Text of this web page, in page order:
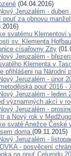
(04.04.2016)
Jeruzalém - duben
pouť za obnovu
svatému Klementovi
sv. Klementa
císařovny Zity
Jeruzalém -
Klementa v
přihlášeni na Národní
Jeruzalém - únor
pouť 2016 -
Jeruzalém - leden
významných akcí v
Jeruzalém -
a Nový rok v
svaté Anežce České
doma (09.11.2015)
Jeruzalém -
- posvěcení
na pouť Celurodu